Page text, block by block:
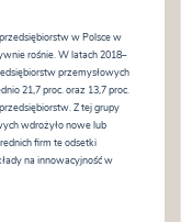
w Polsce w
rośnie. W latach 2018–
przemysłowych
21,7 proc. oraz 13,7 proc.
Z tej grupy
wdrożyło nowe lub
firm te odsetki
na innowacyjność w